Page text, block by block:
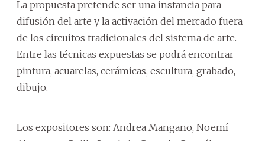
La propuesta pretende ser una instancia para
difusión del arte y la activación del mercado fuera
de los circuitos tradicionales del sistema de arte.
Entre las técnicas expuestas se podrá encontrar
pintura, acuarelas, cerámicas, escultura, grabado,
dibujo.
Los expositores son: Andrea Mangano, Noemí